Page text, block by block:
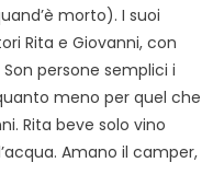
morto). I suoi
Rita e Giovanni, con
persone semplici i
meno per quel che
Rita beve solo vino
Amano il camper,